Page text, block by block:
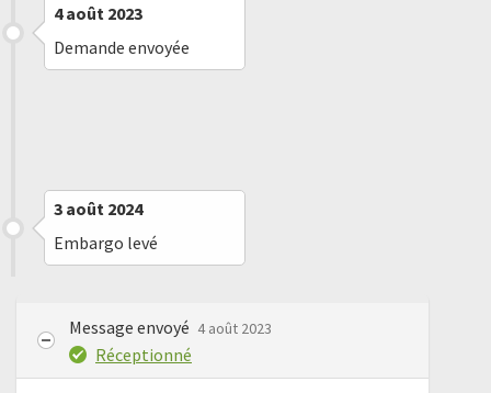
4 août 2023
Demande envoyée
3 août 2024
Embargo levé
Message envoyé 4 août 2023
Réceptionné